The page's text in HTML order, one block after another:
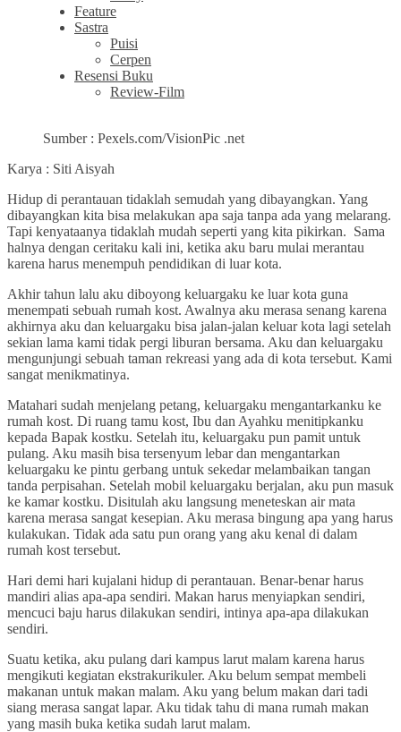
Feature
Sastra
Puisi
Cerpen
Resensi Buku
Review-Film
Sumber : Pexels.com/VisionPic .net
Karya : Siti Aisyah
Hidup di perantauan tidaklah semudah yang dibayangkan. Yang
dibayangkan kita bisa melakukan apa saja tanpa ada yang melarang.
Tapi kenyataanya tidaklah mudah seperti yang kita pikirkan. Sama
halnya dengan ceritaku kali ini, ketika aku baru mulai merantau
karena harus menempuh pendidikan di luar kota.
Akhir tahun lalu aku diboyong keluargaku ke luar kota guna
menempati sebuah rumah kost. Awalnya aku merasa senang karena
akhirnya aku dan keluargaku bisa jalan-jalan keluar kota lagi setelah
sekian lama kami tidak pergi liburan bersama. Aku dan keluargaku
mengunjungi sebuah taman rekreasi yang ada di kota tersebut. Kami
sangat menikmatinya.
Matahari sudah menjelang petang, keluargaku mengantarkanku ke
rumah kost. Di ruang tamu kost, Ibu dan Ayahku menitipkanku
kepada Bapak kostku. Setelah itu, keluargaku pun pamit untuk
pulang. Aku masih bisa tersenyum lebar dan mengantarkan
keluargaku ke pintu gerbang untuk sekedar melambaikan tangan
tanda perpisahan. Setelah mobil keluargaku berjalan, aku pun masuk
ke kamar kostku. Disitulah aku langsung meneteskan air mata
karena merasa sangat kesepian. Aku merasa bingung apa yang harus
kulakukan. Tidak ada satu pun orang yang aku kenal di dalam
rumah kost tersebut.
Hari demi hari kujalani hidup di perantauan. Benar-benar harus
mandiri alias apa-apa sendiri. Makan harus menyiapkan sendiri,
mencuci baju harus dilakukan sendiri, intinya apa-apa dilakukan
sendiri.
Suatu ketika, aku pulang dari kampus larut malam karena harus
mengikuti kegiatan ekstrakurikuler. Aku belum sempat membeli
makanan untuk makan malam. Aku yang belum makan dari tadi
siang merasa sangat lapar. Aku tidak tahu di mana rumah makan
yang masih buka ketika sudah larut malam.